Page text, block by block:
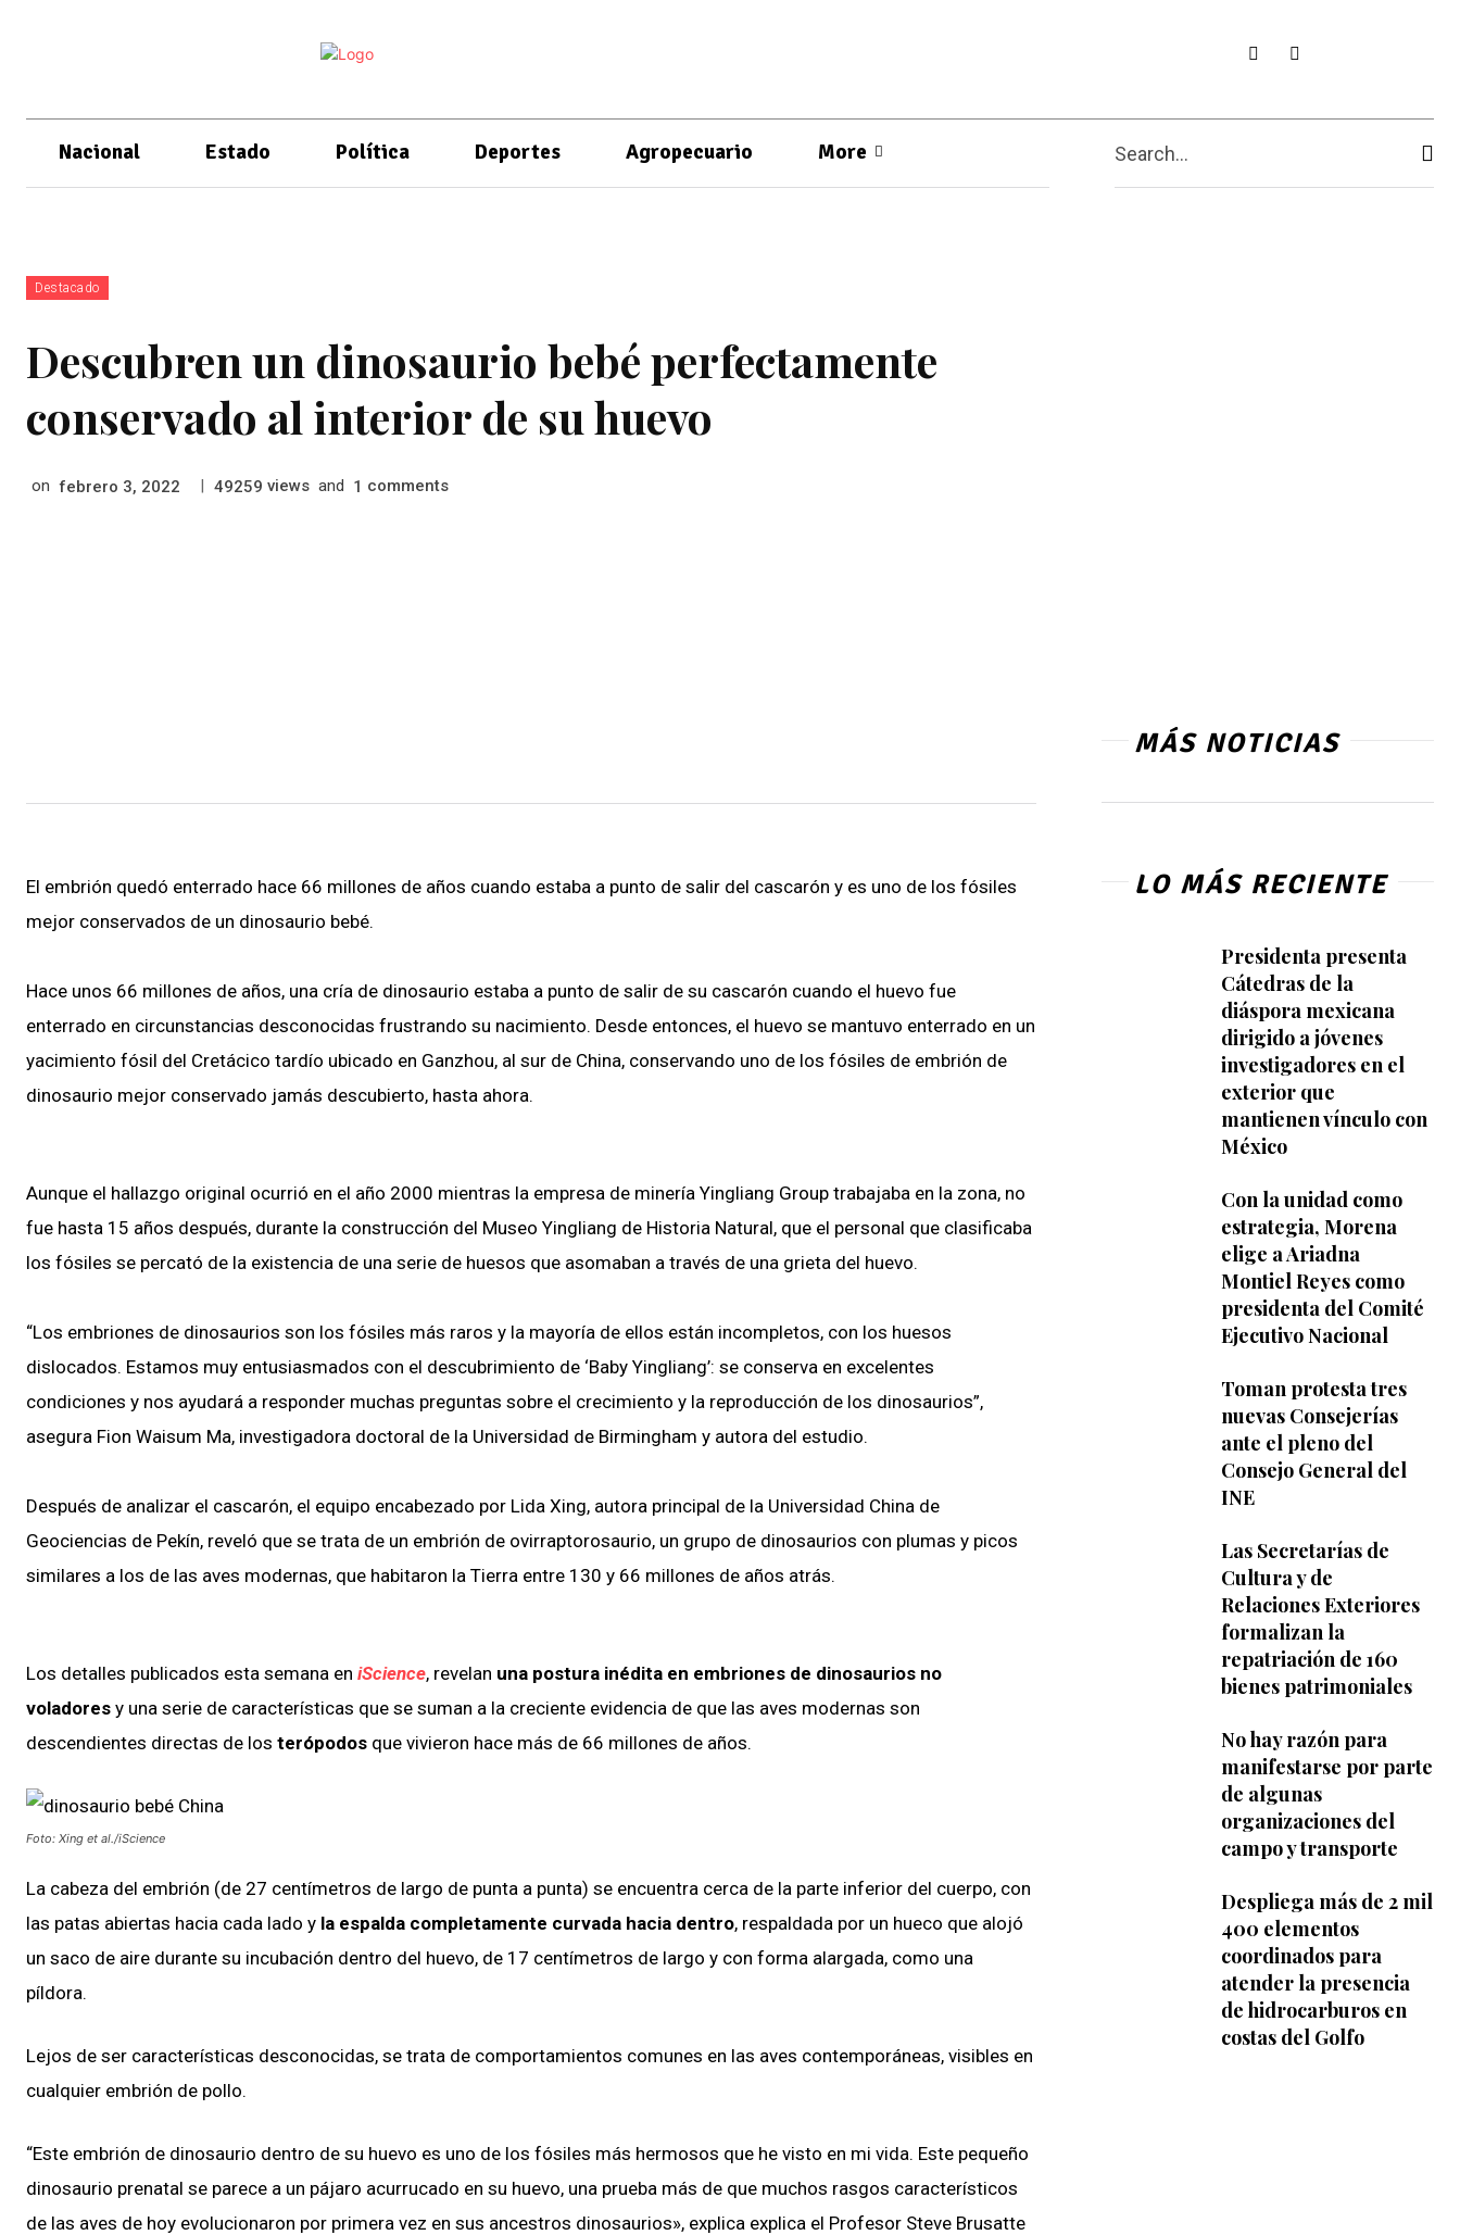
Nacional Estado Política Deportes Agropecuario More Search...
Destacado
Descubren un dinosaurio bebé perfectamente
conservado al interior de su huevo
on febrero 3, 2022 49259 views and 1 comments
El embrión quedó enterrado hace 66 millones de años cuando estaba a punto de salir del cascarón y es uno de los fósiles
mejor conservados de un dinosaurio bebé.
Hace unos 66 millones de años, una cría de dinosaurio estaba a punto de salir de su cascarón cuando el huevo fue
enterrado en circunstancias desconocidas frustrando su nacimiento. Desde entonces, el huevo se mantuvo enterrado en un
yacimiento fósil del Cretácico tardío ubicado en Ganzhou, al sur de China, conservando uno de los fósiles de embrión de
dinosaurio mejor conservado jamás descubierto, hasta ahora.
Aunque el hallazgo original ocurrió en el año 2000 mientras la empresa de minería Yingliang Group trabajaba en la zona, no
fue hasta 15 años después, durante la construcción del Museo Yingliang de Historia Natural, que el personal que clasificaba
los fósiles se percató de la existencia de una serie de huesos que asomaban a través de una grieta del huevo.
“Los embriones de dinosaurios son los fósiles más raros y la mayoría de ellos están incompletos, con los huesos
dislocados. Estamos muy entusiasmados con el descubrimiento de ‘Baby Yingliang’: se conserva en excelentes
condiciones y nos ayudará a responder muchas preguntas sobre el crecimiento y la reproducción de los dinosaurios”,
asegura Fion Waisum Ma, investigadora doctoral de la Universidad de Birmingham y autora del estudio.
Después de analizar el cascarón, el equipo encabezado por Lida Xing, autora principal de la Universidad China de
Geociencias de Pekín, reveló que se trata de un embrión de ovirraptorosaurio, un grupo de dinosaurios con plumas y picos
similares a los de las aves modernas, que habitaron la Tierra entre 130 y 66 millones de años atrás.
Los detalles publicados esta semana en iScience, revelan una postura inédita en embriones de dinosaurios no
voladores y una serie de características que se suman a la creciente evidencia de que las aves modernas son
descendientes directas de los terópodos que vivieron hace más de 66 millones de años.
Foto: Xing et al./iScience
La cabeza del embrión (de 27 centímetros de largo de punta a punta) se encuentra cerca de la parte inferior del cuerpo, con
las patas abiertas hacia cada lado y la espalda completamente curvada hacia dentro, respaldada por un hueco que alojó
un saco de aire durante su incubación dentro del huevo, de 17 centímetros de largo y con forma alargada, como una
píldora.
Lejos de ser características desconocidas, se trata de comportamientos comunes en las aves contemporáneas, visibles en
cualquier embrión de pollo.
“Este embrión de dinosaurio dentro de su huevo es uno de los fósiles más hermosos que he visto en mi vida. Este pequeño
dinosaurio prenatal se parece a un pájaro acurrucado en su huevo, una prueba más de que muchos rasgos característicos
de las aves de hoy evolucionaron por primera vez en sus ancestros dinosaurios», explica explica el Profesor Steve Brusatte
MÁS NOTICIAS
LO MÁS RECIENTE
Presidenta presenta
Cátedras de la
diáspora mexicana
dirigido a jóvenes
investigadores en el
exterior que
mantienen vínculo con
México
Con la unidad como
estrategia, Morena
elige a Ariadna
Montiel Reyes como
presidenta del Comité
Ejecutivo Nacional
Toman protesta tres
nuevas Consejerías
ante el pleno del
Consejo General del
INE
Las Secretarías de
Cultura y de
Relaciones Exteriores
formalizan la
repatriación de 160
bienes patrimoniales
No hay razón para
manifestarse por parte
de algunas
organizaciones del
campo y transporte
Despliega más de 2 mil
400 elementos
coordinados para
atender la presencia
de hidrocarburos en
costas del Golfo